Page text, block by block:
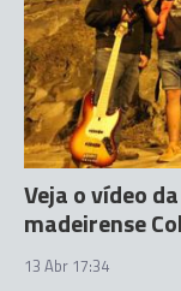
Veja o vídeo
madeirense
13 Abr 17:34